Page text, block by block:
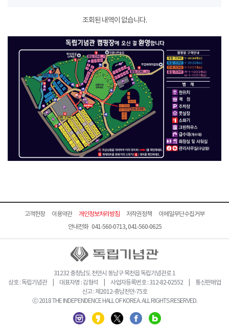
조회된 내역이 없습니다.
고객헌장 이용약관 개인정보처리방침 저작권정책
이메일무단수집거부
안내전화 041-560-0713, 041-560-0625
31232 충청남도 천안시 동남구 목천읍 독립기념관로 1
상호 : 독립기념관 | 대표자명 : 김형석 | 사업자등록번호 : 312-82-02552 | 통신판매업
신고 : 제2012-충남천안-75호
ⓒ 2018 THE INDEPENDENCE HALL OF KOREA. ALL RIGHTS RESERVED.